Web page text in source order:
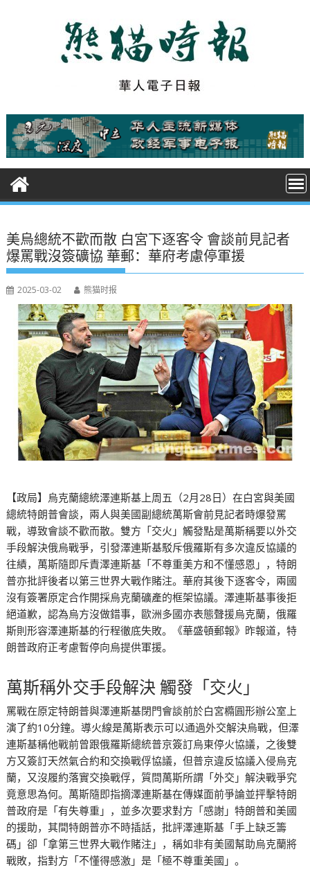
t
美烏總統不歡而散 白宮下逐客令 會談前見記者
爆罵戰沒簽礦協 華郵：華府考慮停軍援
2025-03-02 熊猫时报
【政局】烏克蘭總統澤連斯基上周五（2月28日）在白宮與美國
總統特朗普會談，兩人與美國副總統萬斯會前見記者時爆發罵
戰，導致會談不歡而散。雙方「交火」觸發點是萬斯稱要以外交
手段解決俄烏戰爭，引發澤連斯基駁斥俄羅斯有多次違反協議的
往績，萬斯隨即斥責澤連斯基「不尊重美方和不懂感恩」，特朗
普亦批評後者以第三世界大戰作賭注。華府其後下逐客令，兩國
沒有簽署原定合作開採烏克蘭礦產的框架協議。澤連斯基事後拒
絕道歉，認為烏方沒做錯事，歐洲多國亦表態聲援烏克蘭，俄羅
斯則形容澤連斯基的行程徹底失敗。《華盛頓郵報》昨報道，特
朗普政府正考慮暫停向烏提供軍援。
萬斯稱外交手段解決 觸發「交火」
罵戰在原定特朗普與澤連斯基閉門會談前於白宮橢圓形辦公室上
演了約10分鐘。導火線是萬斯表示可以通過外交解決烏戰，但澤
連斯基稱他戰前曾跟俄羅斯總統普京簽訂烏東停火協議，之後雙
方又簽訂天然氣合約和交換戰俘協議，但普京違反協議入侵烏克
蘭，又沒履約落實交換戰俘，質問萬斯所謂「外交」解決戰爭究
竟意思為何。萬斯隨即指摘澤連斯基在傳媒面前爭論並抨擊特朗
普政府是「有失尊重」，並多次要求對方「感謝」特朗普和美國
的援助，其間特朗普亦不時插話，批評澤連斯基「手上缺乏籌
碼」卻「拿第三世界大戰作賭注」，稱如非有美國幫助烏克蘭將
戰敗，指對方「不懂得感激」是「極不尊重美國」。